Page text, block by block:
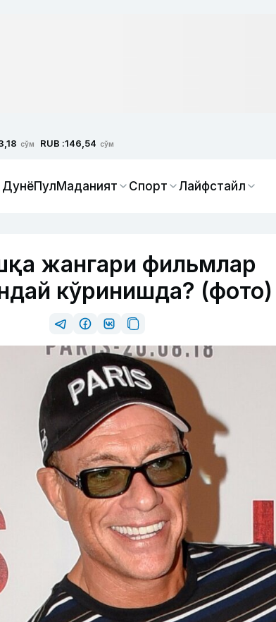
сўм RUB :146,54 сўм
ДунёПулМаданият Спорт Лайфстайл
жангари фильмлар
кўринишда? (фото)